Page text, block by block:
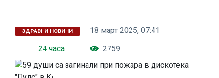
ЗДРАВНИ НОВИНИ
18 март 2025, 07:41
24 часа
2759